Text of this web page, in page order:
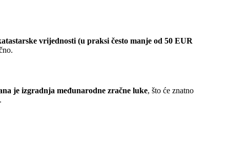
vrijednosti (u praksi često manje od 50 EUR
je izgradnja međunarodne zračne luke, što će znatno